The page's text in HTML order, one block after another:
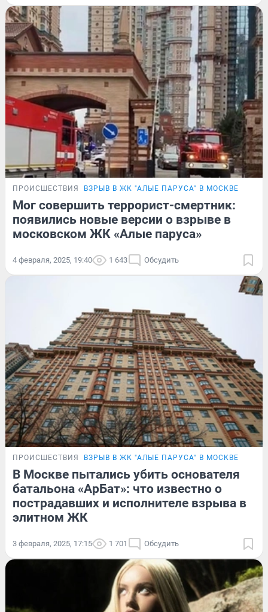
ПРОИСШЕСТВИЯ ВЗРЫВ В ЖК "АЛЫЕ ПАРУСА" В МОСКВЕ
Мог совершить террорист-смертник:
появились новые версии о взрыве в
московском ЖК «Алые паруса»
4 февраля, 2025, 19:40 1 643 Обсудить
ПРОИСШЕСТВИЯ ВЗРЫВ В ЖК "АЛЫЕ ПАРУСА" В МОСКВЕ
В Москве пытались убить основателя
батальона «АрБат»: что известно о
пострадавших и исполнителе взрыва в
элитном ЖК
3 февраля, 2025, 17:15 1 701 Обсудить